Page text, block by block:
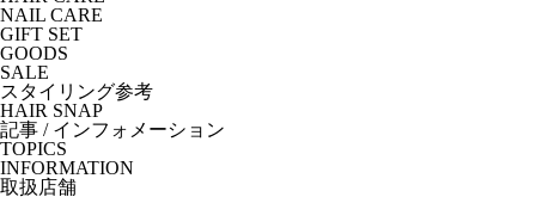
NAIL CARE
GIFT SET
GOODS
SALE
スタイリング参考
HAIR SNAP
記事 / インフォメーション
TOPICS
INFORMATION
取扱店舗